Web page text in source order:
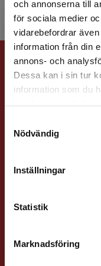
och annonserna till
för sociala medier
vidarebefordrar
information från din
annons- och
Dessa kan i sin tur
information som du
Nödvändig
Inställningar
Statistik
Marknadsföring
Det verkar som
Vi erbjuder inte
att kunna